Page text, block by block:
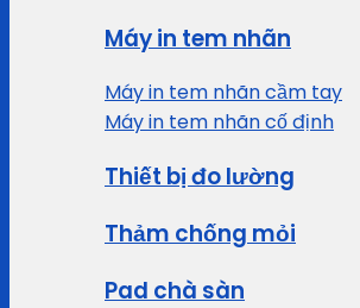
Máy in tem nhãn
Máy in tem nhãn cầm tay
Máy in tem nhãn cố định
Thiết bị đo lường
Thảm chống mỏi
Pad chà sàn